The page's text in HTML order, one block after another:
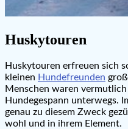
Huskytouren
Huskytouren erfreuen sich
kleinen Hundefreunden
Menschen waren
Hundegespann unterwegs.
genau zu diesem Zweck
wohl und in ihrem Element.